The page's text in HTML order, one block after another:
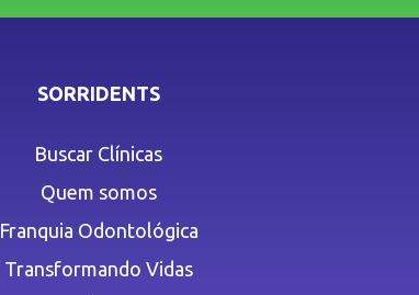
SORRIDENTS
Buscar Clínicas
Quem somos
Franquia Odontológica
Transformando Vidas